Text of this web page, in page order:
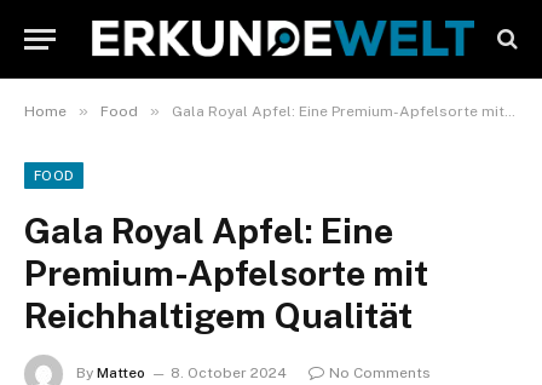
Home » Food » Gala Royal Apfel: Eine Premium-Apfelsorte mit Reichhaltigem Qualität
FOOD
Gala Royal Apfel: Eine
Premium-Apfelsorte mit
Reichhaltigem Qualität
By Matteo 8. October 2024
No Comments